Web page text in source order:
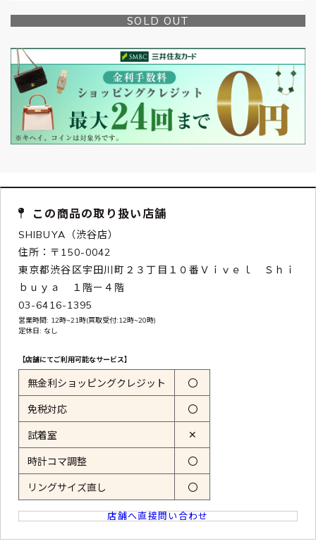
SOLD OUT
この商品の取り扱い店舗
SHIBUYA（渋谷店）
住所：〒150-0042
東京都渋谷区宇田川町２３丁目１０番Ｖｉｖｅｌ Ｓｈｉ
ｂｕｙａ １階ー４階
03-6416-1395
営業時間: 12時~21時(買取受付:12時~20時)
定休日: なし
【店舗にてご利用可能なサービス】
無金利ショッピングクレジット 〇
免税対応 〇
試着室 ✕
時計コマ調整 〇
リングサイズ直し 〇
店舗へ直接問い合わせ